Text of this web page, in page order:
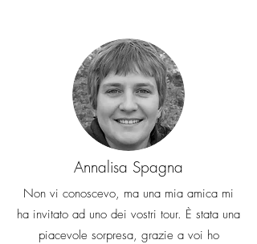
Annalisa Spagna
Non vi conoscevo, ma una mia amica mi
ha invitato ad uno dei vostri tour. È stata una
piacevole sorpresa, grazie a voi ho